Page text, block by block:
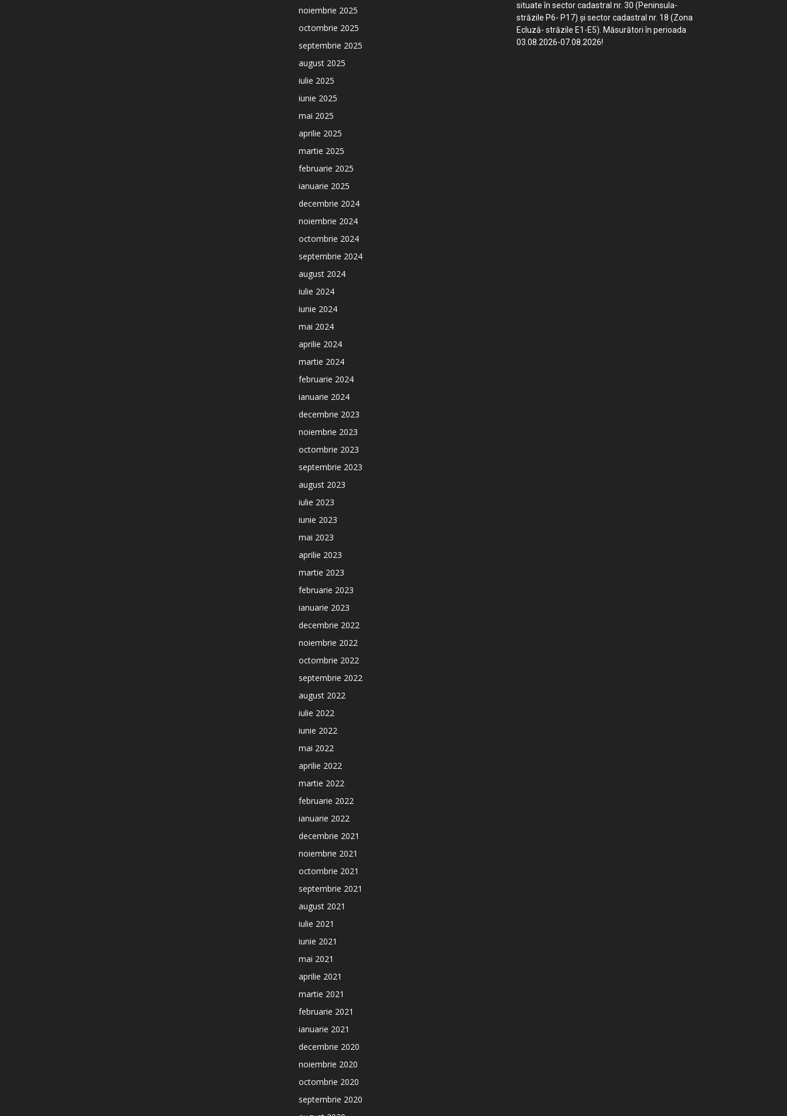
noiembrie 2025
octombrie 2025
septembrie 2025
august 2025
iulie 2025
iunie 2025
mai 2025
aprilie 2025
martie 2025
februarie 2025
ianuarie 2025
decembrie 2024
noiembrie 2024
octombrie 2024
septembrie 2024
august 2024
iulie 2024
iunie 2024
mai 2024
aprilie 2024
martie 2024
februarie 2024
ianuarie 2024
decembrie 2023
noiembrie 2023
octombrie 2023
septembrie 2023
august 2023
iulie 2023
iunie 2023
mai 2023
aprilie 2023
martie 2023
februarie 2023
ianuarie 2023
decembrie 2022
noiembrie 2022
octombrie 2022
septembrie 2022
august 2022
iulie 2022
iunie 2022
mai 2022
aprilie 2022
martie 2022
februarie 2022
ianuarie 2022
decembrie 2021
noiembrie 2021
octombrie 2021
septembrie 2021
august 2021
iulie 2021
iunie 2021
mai 2021
aprilie 2021
martie 2021
februarie 2021
ianuarie 2021
decembrie 2020
noiembrie 2020
octombrie 2020
septembrie 2020
situate în sector cadastral nr. 30 (Peninsula-
străzile P6- P17) și sector cadastral nr. 18 (Zona
Ecluză- străzile E1-E5). Măsurători în perioada
03.08.2026-07.08.2026!